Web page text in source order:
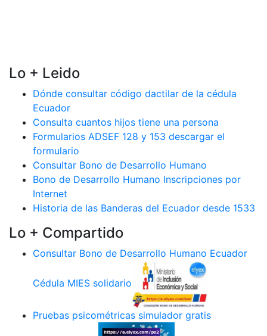
Lo + Leido
Dónde consultar código dactilar de la cédula
Ecuador
Consulta cuantos hijos tiene una persona
Formularios ADSEF 128 y 153 descargar el
formulario
Consultar Bono de Desarrollo Humano
Bono de Desarrollo Humano Inscripciones por
Internet
Historia de las Banderas del Ecuador desde 1533
Lo + Compartido
Consultar Bono de Desarrollo Humano Ecuador
Cédula MIES solidario
Pruebas psicométricas simulador gratis